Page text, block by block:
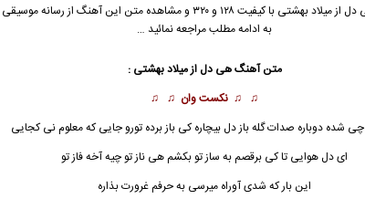
جهت دانلود آهنگ هی دل از میلاد بهشتی با کیفیت ۱۲۸ و ۳۲۰ و مشاهده متن این آهنگ از
به ادامه مطلب مراجعه نمائید …
متن آهنگ هی دل از میلاد بهشتی :
♫ ♫ نکست وان ♫ ♫
چی شده دوباره صدات گله باز دل بیچاره کی باز برده تورو جایی که معلوم نی کجایی
ای دل هوایی تا کی برقصم به ساز تو بکشم هی ناز تو چیه آخه فاز تو
این بار که شدی آوراه میرسی به حرفم غرورت بذاره